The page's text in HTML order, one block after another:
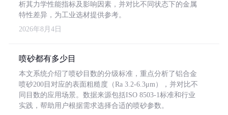
析其力学性能指标及影响因素，并对比不同状态下的金属
特性差异，为工业选材提供参考。
2026年8月4日
喷砂都有多少目
本文系统介绍了喷砂目数的分级标准，重点分析了铝合金
喷砂200目对应的表面粗糙度（Ra 3.2-6.3μm），并对比不
同目数的应用场景。数据来源包括ISO 8503-1标准和行业
实践，帮助用户根据需求选择合适的喷砂参数。